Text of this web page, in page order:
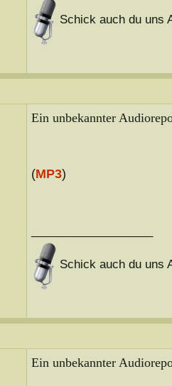
Schick auch du uns
Ein unbekannter
(MP3)
Schick auch du uns
Ein unbekannter